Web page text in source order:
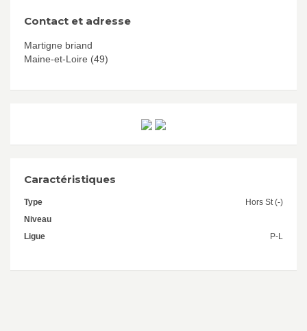
Contact et adresse
Martigne briand
Maine-et-Loire (49)
Caractéristiques
Type
Hors St (-)
Niveau
Ligue
P-L